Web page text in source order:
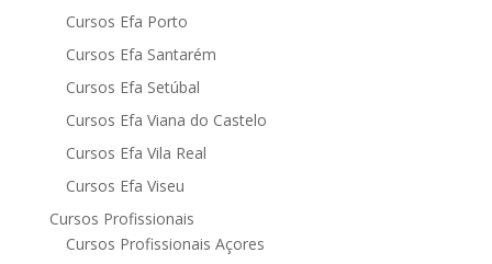
Cursos Efa Porto
Cursos Efa Santarém
Cursos Efa Setúbal
Cursos Efa Viana do Castelo
Cursos Efa Vila Real
Cursos Efa Viseu
Cursos Profissionais
Cursos Profissionais Açores